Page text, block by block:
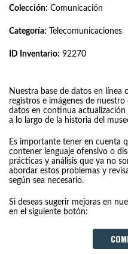
Colección: Comunicación
Categoría: Telecomunicaciones
ID Inventario: 92270
Nuestra base de datos en línea
registros e imágenes de
datos en continua
a lo largo de la historia del
Es importante tener en cuenta
contener lenguaje ofensivo o
prácticas y análisis que ya no
abordar estos problemas y
según sea necesario.
Si deseas sugerir mejoras en
en el siguiente botón: